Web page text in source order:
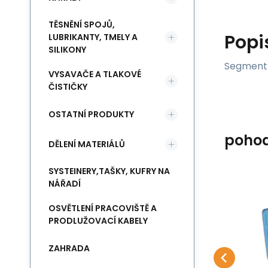
c.b.c.Ohýbačka CBC
hydraulická OB 85S
9050055
18 022Kč
Skladem u dodavatele
Ohýbačka CBC hydraulická
TĚSNĚNÍ SPOJŮ,
LUBRIKANTY, TMELY A
SILIKONY
VYSAVAČE A TLAKOVÉ
ČISTIČKY
OSTATNÍ PRODUKTY
DĚLENÍ MATERIÁLŮ
SYSTEINERY,TAŠKY, KUFRY NA
NÁŘADÍ
OSVĚTLENÍ PRACOVIŠTĚ A
PRODLUŽOVACÍ KABELY
ZAHRADA